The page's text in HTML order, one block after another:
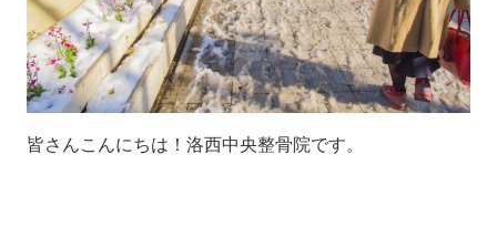
皆さんこんにちは！洛西中央整骨院です。